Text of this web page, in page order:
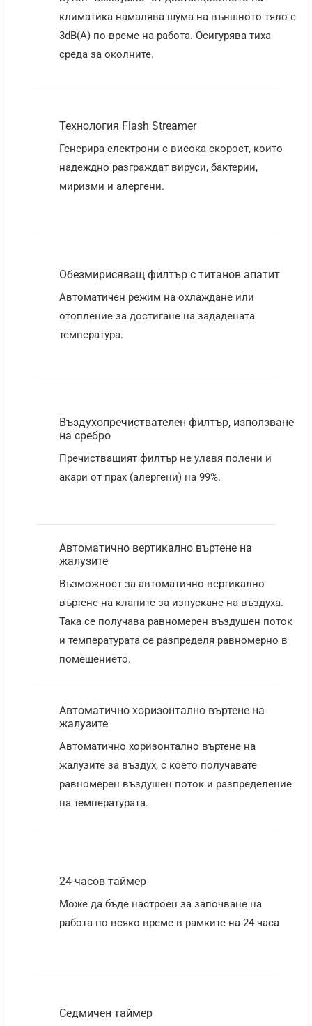
климатика намалява шума на външното тяло с
3dB(A) по време на работа. Осигурява тиха
среда за околните.
Технология Flash Streamer
Генерира електрони с висока скорост, които
надеждно разграждат вируси, бактерии,
миризми и алергени.
Обезмирисяващ филтър с титанов апатит
Автоматичен режим на охлаждане или
отопление за достигане на зададената
температура.
Въздухопречиствателен филтър, използване
на сребро
Пречистващият филтър не улавя полени и
акари от прах (алергени) на 99%.
Автоматично вертикално въртене на
жалузите
Възможност за автоматично вертикално
въртене на клапите за изпускане на въздуха.
Така се получава равномерен въздушен поток
и температурата се разпределя равномерно в
помещението.
Автоматично хоризонтално въртене на
жалузите
Aвтоматично хоризонтално въртене на
жалузите за въздух, с което получавате
равномерен въздушен поток и разпределение
на температурата.
24-часов таймер
Може да бъде настроен за започване на
работа по всяко време в рамките на 24 часа
Седмичен таймер